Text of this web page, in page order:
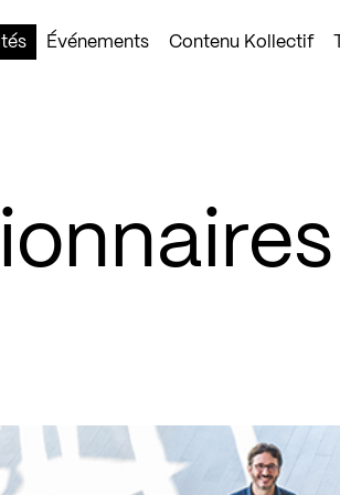
Événements Contenu Kollectif